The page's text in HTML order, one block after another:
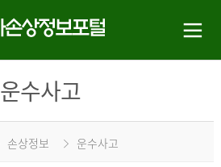
운수사고
손상정보 운수사고